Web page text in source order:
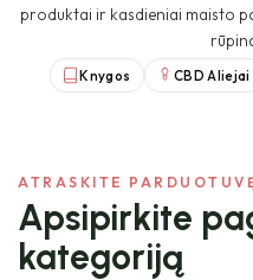
produktai ir kasdieniai maisto
Knygos CBD Aliejai
ATRASKITE
Apsipirkite
kategoriją